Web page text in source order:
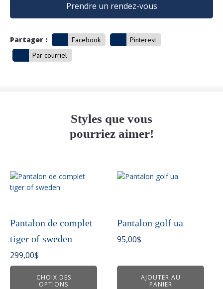
Prendre un rendez-vous
Partager : Facebook
Pinterest
Par courriel
Styles que vous
pourriez aimer!
Pantalon de complet
tiger of sweden
299,00$
CHOIX DES
OPTIONS
Ce
produit
variations.
options
peuvent
être
Pantalon golf ua
95,00$
AJOUTER AU
PANIER